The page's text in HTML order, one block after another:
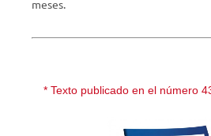
meses.
* Texto publicado en el número